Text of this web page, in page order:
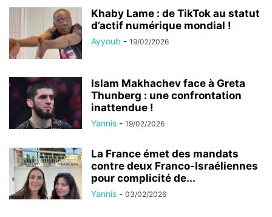
Khaby Lame : de TikTok au statut
d’actif numérique mondial !
Ayyoub - 19/02/2026
Islam Makhachev face à Greta
Thunberg : une confrontation
inattendue !
Yannis - 19/02/2026
La France émet des mandats
contre deux Franco-Israéliennes
pour complicité de...
Yannis - 03/02/2026